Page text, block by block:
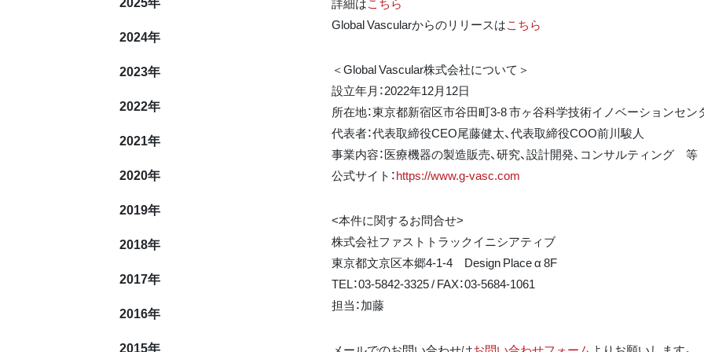
2024年
2023年
2022年
2021年
2020年
2019年
2018年
2017年
2016年
2015年
Global Vascularからのリリースはこちら
＜Global Vascular株式会社について＞
設立年月：2022年12月12日
所在地：東京都新宿区市谷田町3-8 市ヶ谷科学技術イノベーションセン
代表者：代表取締役CEO尾藤健太、代表取締役COO前川駿人
事業内容：医療機器の製造販売、研究、設計開発、コンサルティング 等
公式サイト：https://www.g-vasc.com
<本件に関するお問合せ>
株式会社ファストトラックイニシアティブ
東京都文京区本郷4-1-4 Design Place α 8F
TEL：03-5842-3325 / FAX：03-5684-1061
担当：加藤